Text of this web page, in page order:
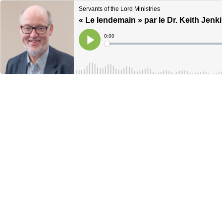
Servants of the Lord Ministries
« Le lendemain » par le Dr. Keith
Play
Current
Time
0:00
Loaded: